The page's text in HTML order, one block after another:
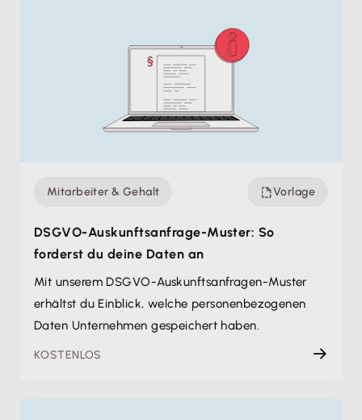
Mitarbeiter & Gehalt Vorlage
DSGVO-Auskunfts­anfrage-Muster: So
forderst du deine Daten an
Mit unserem DSGVO-Auskunftsanfragen-Muster
erhältst du Einblick, welche personen­bezogenen
Daten Unternehmen gespeichert haben.
KOSTENLOS